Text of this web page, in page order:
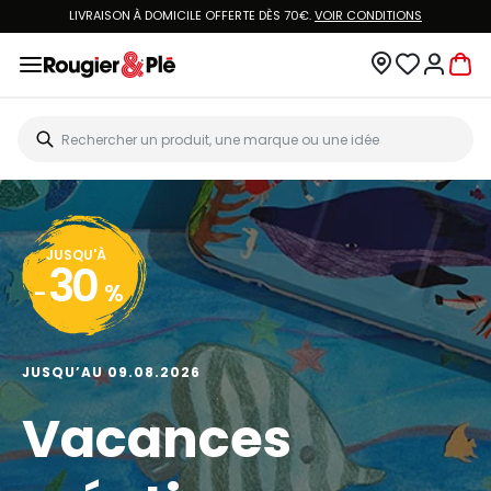
LIVRAISON À DOMICILE OFFERTE DÈS 70€.VOIR CONDITIONS
JUSQU'À
- 30 %
JUSQU’AU 09.08.2026
Vacances